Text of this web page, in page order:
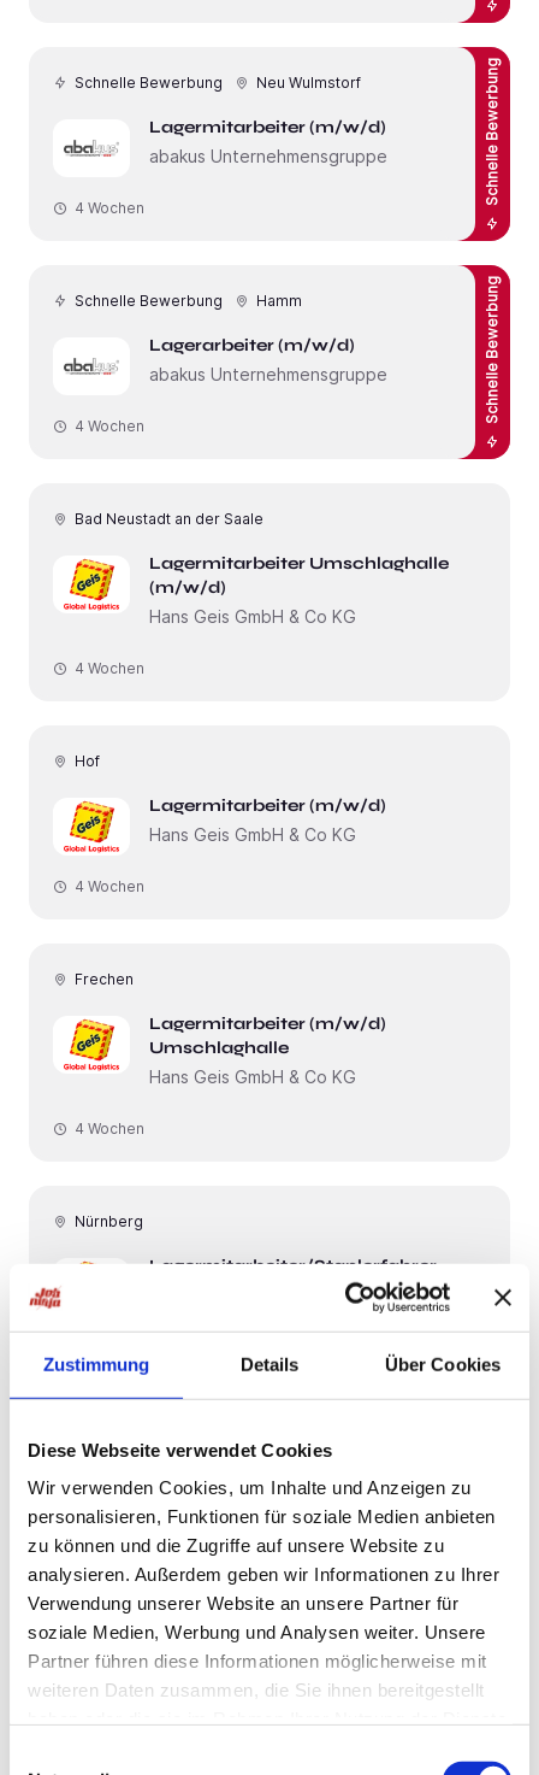
Zustimmung Details Über Cookies
Diese Webseite verwendet Cookies
Wir verwenden Cookies, um Inhalte und Anzeigen zu
personalisieren, Funktionen für soziale Medien anbieten
zu können und die Zugriffe auf unsere Website zu
analysieren. Außerdem geben wir Informationen zu Ihrer
Verwendung unserer Website an unsere Partner für
soziale Medien, Werbung und Analysen weiter. Unsere
Partner führen diese Informationen möglicherweise mit
weiteren Daten zusammen, die Sie ihnen bereitgestellt
Schnelle Bewerbung Neu Wulmstorf
Lagermitarbeiter (m/w/d)
abakus Unternehmensgruppe
Schnelle Bewerbung
4 Wochen
Schnelle Bewerbung Hamm
Lagerarbeiter (m/w/d)
abakus Unternehmensgruppe
Schnelle Bewerbung
4 Wochen
Bad Neustadt an der Saale
Lagermitarbeiter Umschlaghalle
(m/w/d)
Hans Geis GmbH & Co KG
4 Wochen
Hof
Lagermitarbeiter (m/w/d)
Hans Geis GmbH & Co KG
4 Wochen
Frechen
Lagermitarbeiter (m/w/d)
Umschlaghalle
Hans Geis GmbH & Co KG
4 Wochen
Nürnberg
Lagermitarbeiter/Staplerfahrer
(m/w/d) Umschlag Automotive in
Spät- oder Nachtschicht
4 Wochen
Naila
Lagermitarbeiter (m/w/d) als
Aushilfe auf Minijobbasis
Hans Geis GmbH & Co KG
4 Wochen
Unterschleißheim